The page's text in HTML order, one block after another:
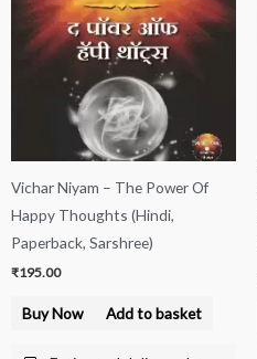
Vichar Niyam – The Power Of
Happy Thoughts (Hindi,
Paperback, Sarshree)
₹195.00
Buy Now Add to basket